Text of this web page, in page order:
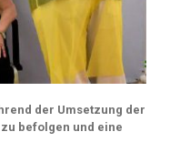
der Umsetzung der
befolgen und eine